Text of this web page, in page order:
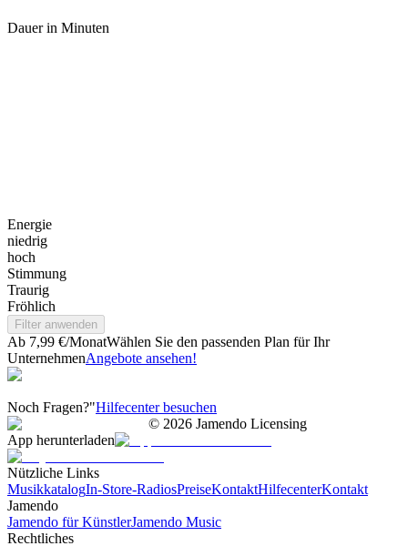
Dauer in Minuten
Energie
niedrig
hoch
Stimmung
Traurig
Fröhlich
Filter anwenden
Ab 7,99 €/MonatWählen Sie den passenden Plan für Ihr
UnternehmenAngebote ansehen!
Noch Fragen?"Hilfecenter besuchen
© 2026 Jamendo Licensing
App herunterladen
Nützliche Links
MusikkatalogIn-Store-RadiosPreiseKontaktHilfecenterKontakt
Jamendo
Jamendo für KünstlerJamendo Music
Rechtliches